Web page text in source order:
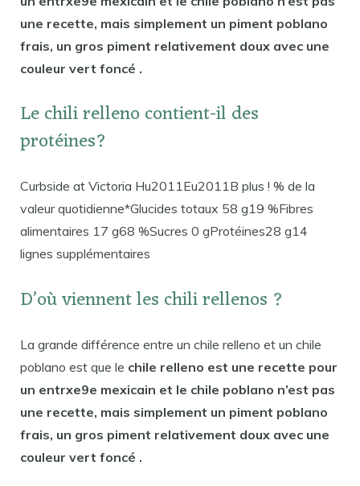
une recette, mais simplement un piment poblano
frais, un gros piment relativement doux avec une
couleur vert foncé .
Le chili relleno contient-il des
protéines?
Curbside at Victoria Hu2011Eu2011B plus ! % de la
valeur quotidienne*Glucides totaux 58 g19 %Fibres
alimentaires 17 g68 %Sucres 0 gProtéines28 g14
lignes supplémentaires
D’où viennent les chili rellenos ?
La grande différence entre un chile relleno et un chile
poblano est que le chile relleno est une recette pour
un entrxe9e mexicain et le chile poblano n’est pas
une recette, mais simplement un piment poblano
frais, un gros piment relativement doux avec une
couleur vert foncé .